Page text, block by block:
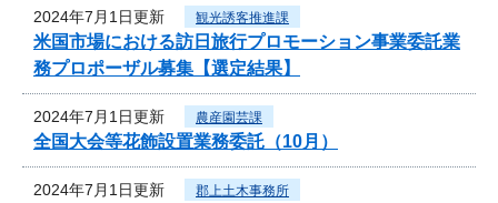
2024年7月1日更新 観光誘客推進課
米国市場における訪日旅行プロモーション事業委託業
務プロポーザル募集【選定結果】
2024年7月1日更新 農産園芸課
全国大会等花飾設置業務委託（10月）
2024年7月1日更新 郡上土木事務所